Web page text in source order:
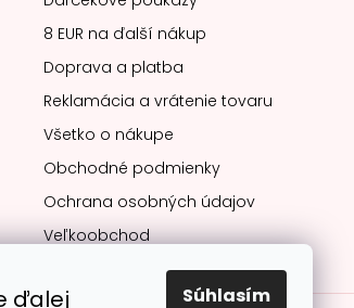
ďalej Súhlasím
8 EUR na ďalší nákup
Doprava a platba
Reklamácia a vrátenie tovaru
Všetko o nákupe
Obchodné podmienky
Ochrana osobných údajov
Veľkoobchod